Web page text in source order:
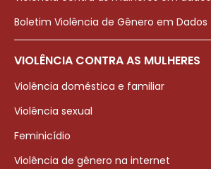
Boletim Violência de Gênero em Dados
VIOLÊNCIA CONTRA AS MULHERES
Violência doméstica e familiar
Violência sexual
Feminicídio
Violência de gênero na internet